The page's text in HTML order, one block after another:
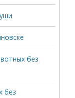
без
без